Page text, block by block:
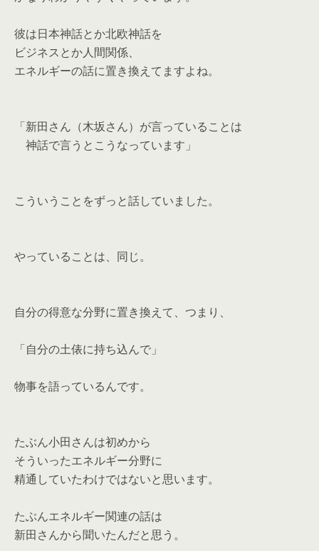
彼は日本神話とか北欧神話を
ビジネスとか人間関係、
エネルギーの話に置き換えてますよね。
「新田さん（木坂さん）が言っていることは
神話で言うとこうなっています」
こういうことをずっと話していました。
やっていることは、同じ。
自分の得意な分野に置き換えて、つまり、
「自分の土俵に持ち込んで」
物事を語っているんです。
たぶん小田さんは初めから
そういったエネルギー分野に
精通していたわけではないと思います。
たぶんエネルギー関連の話は
新田さんから聞いたんだと思う。